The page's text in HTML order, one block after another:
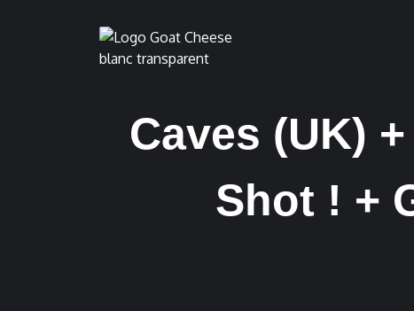
Caves (UK)
Shot ! +